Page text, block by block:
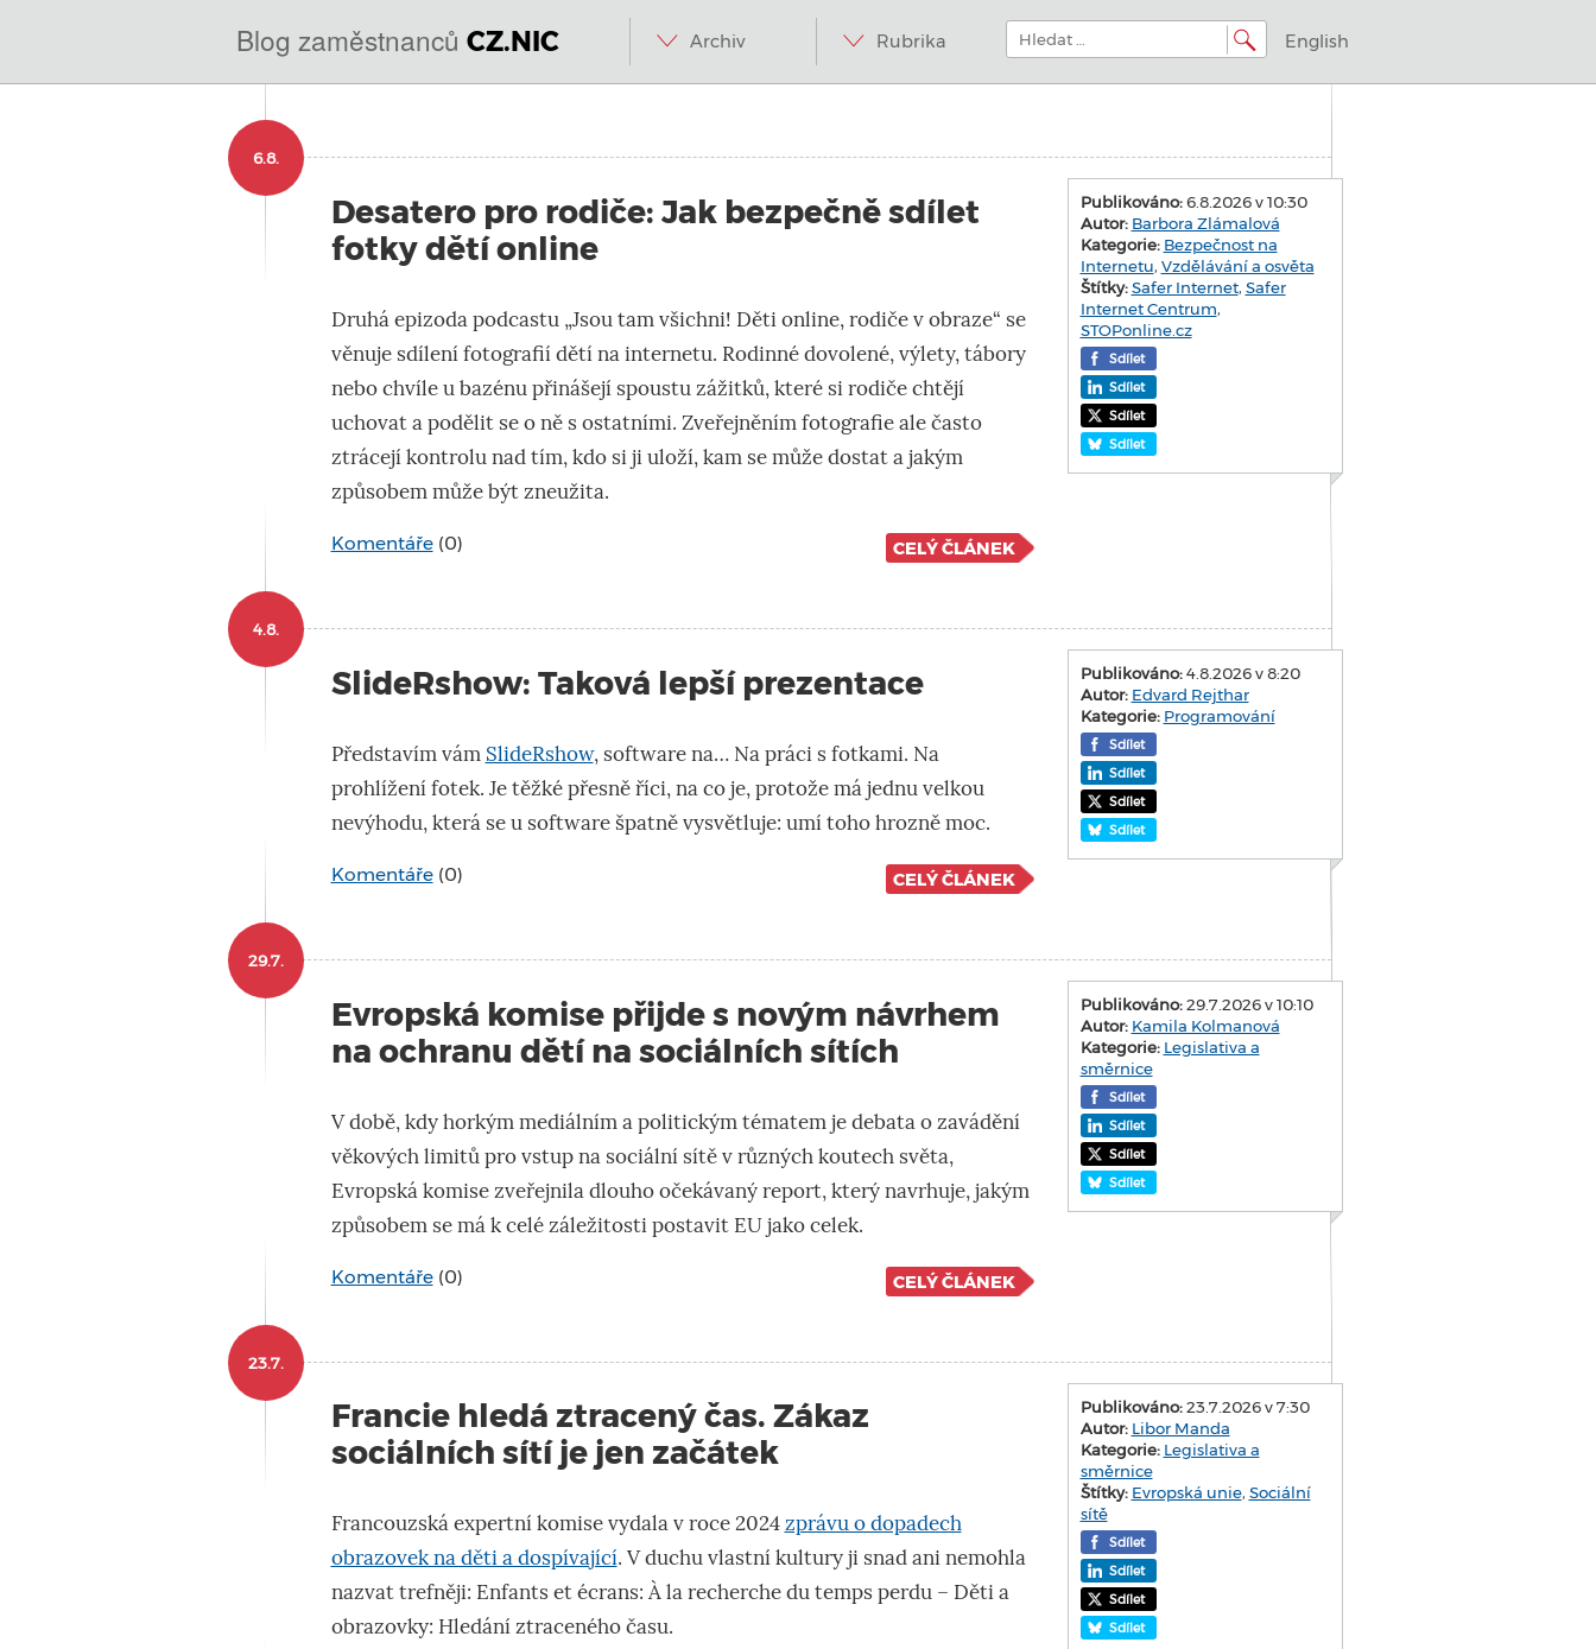
Blog zaměstnanců CZ.NIC
SOA
domény.dns.enum.mojeid.internet.
obsah
Archiv Rubrika English
Hledat:
Desatero pro rodiče: Jak bezpečně sdílet
fotky dětí online
6.8.
Druhá epizoda podcastu „Jsou tam všichni! Děti online, rodiče v obraze“ se
věnuje sdílení fotografií dětí na internetu. Rodinné dovolené, výlety, tábory
nebo chvíle u bazénu přinášejí spoustu zážitků, které si rodiče chtějí
uchovat a podělit se o ně s ostatními. Zveřejněním fotografie ale často
ztrácejí kontrolu nad tím, kdo si ji uloží, kam se může dostat a jakým
způsobem může být zneužita.
Komentáře (0) CELÝ ČLÁNEK
Publikováno:6.8.2026 v 10:30
Autor: Barbora Zlámalová
Kategorie: Bezpečnost na
Internetu, Vzdělávání a osvěta
Štítky: Safer Internet, Safer
Internet Centrum,
STOPonline.cz
Sdílet
Sdílet
Sdílet
Sdílet
SlideRshow: Taková lepší prezentace
4.8.
Představím vám SlideRshow, software na… Na práci s fotkami. Na
prohlížení fotek. Je těžké přesně říci, na co je, protože má jednu velkou
nevýhodu, která se u software špatně vysvětluje: umí toho hrozně moc.
Komentáře (0) CELÝ ČLÁNEK
Publikováno:4.8.2026 v 8:20
Autor: Edvard Rejthar
Kategorie: Programování
Sdílet
Sdílet
Sdílet
Sdílet
Evropská komise přijde s novým návrhem
na ochranu dětí na sociálních sítích
29.7.
V době, kdy horkým mediálním a politickým tématem je debata o zavádění
věkových limitů pro vstup na sociální sítě v různých koutech světa,
Evropská komise zveřejnila dlouho očekávaný report, který navrhuje, jakým
způsobem se má k celé záležitosti postavit EU jako celek.
Komentáře (0) CELÝ ČLÁNEK
Publikováno:29.7.2026 v 10:10
Autor: Kamila Kolmanová
Kategorie: Legislativa a
směrnice
Sdílet
Sdílet
Sdílet
Sdílet
Francie hledá ztracený čas. Zákaz
sociálních sítí je jen začátek
23.7.
Francouzská expertní komise vydala v roce 2024zprávu o dopadech
obrazovek na děti a dospívající. V duchu vlastní kultury ji snad ani nemohla
nazvat trefněji: Enfants et écrans: À la recherche du temps perdu – Děti a
obrazovky: Hledání ztraceného času.
Publikováno:23.7.2026 v 7:30
Autor: Libor Manda
Kategorie: Legislativa a
směrnice
Štítky: Evropská unie, Sociální
sítě
Sdílet
Sdílet
Sdílet
Sdílet